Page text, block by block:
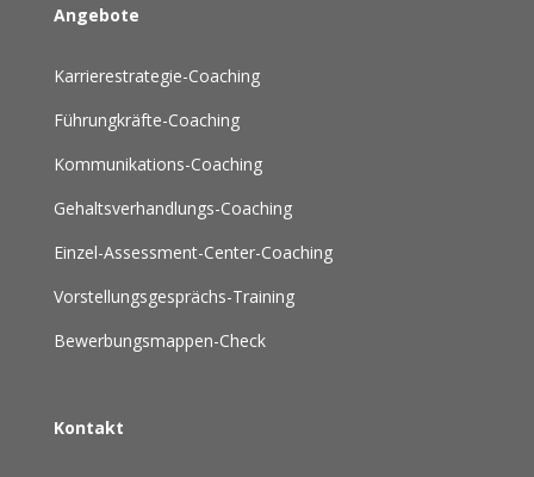
Angebote
Karrierestrategie-Coaching
Führungkräfte-Coaching
Kommunikations-Coaching
Gehaltsverhandlungs-Coaching
Einzel-Assessment-Center-Coaching
Vorstellungsgesprächs-Training
Bewerbungsmappen-Check
Kontakt